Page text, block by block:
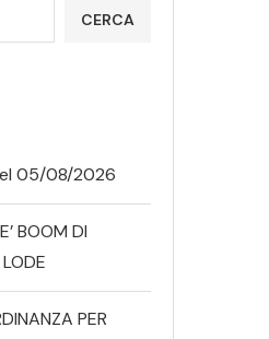
CERCA
05/08/2026
BOOM DI
PER